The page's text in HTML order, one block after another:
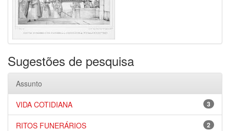
Sugestões de pesquisa
Assunto
3
VIDA COTIDIANA
2
RITOS FUNERÁRIOS